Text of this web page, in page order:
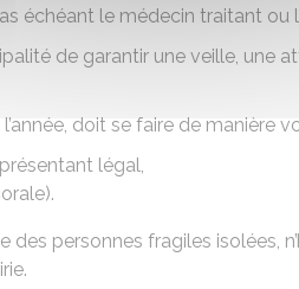
échéant le médecin traitant ou
de garantir une veille, une
doit se faire de manière
légal,
personnes fragiles isolées,